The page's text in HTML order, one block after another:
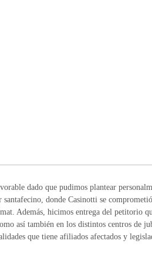
dado que pudimos plantear
donde Casinotti se
Además, hicimos entrega del petitorio
así también en los distintos centros de
que tiene afiliados afectados y